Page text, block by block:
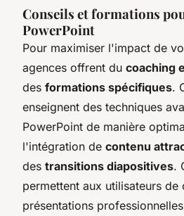
Conseils et formations
PowerPoint
Pour maximiser l'impact de
agences offrent du coaching
des formations spécifiques.
enseignent des techniques
PowerPoint de manière
l'intégration de contenu
des transitions diapositives.
permettent aux utilisateurs de
présentations